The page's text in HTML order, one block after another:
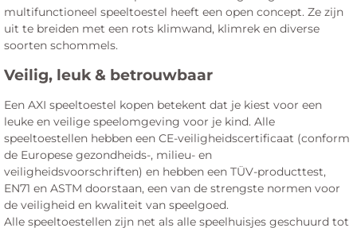
multifunctioneel speeltoestel heeft een open concept. Ze zijn
uit te breiden met een rots klimwand, klimrek en diverse
soorten schommels.
Veilig, leuk & betrouwbaar
Een AXI speeltoestel kopen betekent dat je kiest voor een
leuke en veilige speelomgeving voor je kind. Alle
speeltoestellen hebben een CE-veiligheidscertificaat (conform
de Europese gezondheids-, milieu- en
veiligheidsvoorschriften) en hebben een TÜV-producttest,
EN71 en ASTM doorstaan, een van de strengste normen voor
de veiligheid en kwaliteit van speelgoed.
Alle speeltoestellen zijn net als alle speelhuisjes geschuurd tot